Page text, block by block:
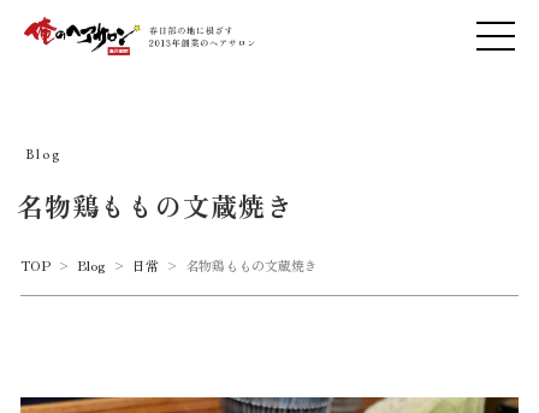
Blog
名物鶏ももの文蔵焼き
TOP > Blog > 日常 > 名物鶏ももの文蔵焼き